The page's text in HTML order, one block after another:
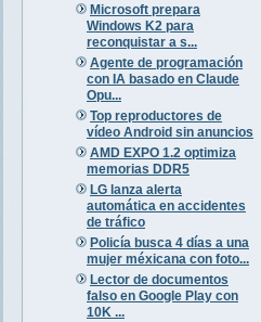
Microsoft prepara
Windows K2 para
reconquistar a s...
Agente de programación
con IA basado en Claude
Opu...
Top reproductores de
vídeo Android sin anuncios
AMD EXPO 1.2 optimiza
memorias DDR5
LG lanza alerta
automática en accidentes
de tráfico
Policía busca 4 días a una
mujer méxicana con foto...
Lector de documentos
falso en Google Play con
10K ...